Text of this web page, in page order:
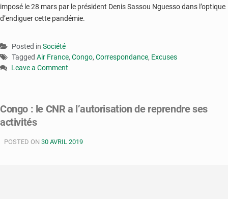
imposé le 28 mars par le président Denis Sassou Nguesso dans l’optique
d’endiguer cette pandémie.
Posted in Société
Tagged Air France, Congo, Correspondance, Excuses
Leave a Comment
France
:
gouvernement
Congo : le CNR a l’autorisation de reprendre ses
activités
POSTED ON 30 AVRIL 2019